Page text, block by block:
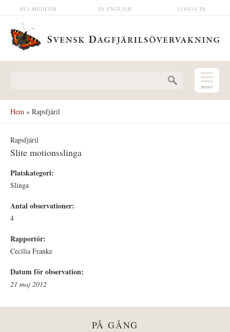
Hoppa till huvudinnehåll LOGGA IN
IN ENGLISH
BLI MEDLEM
Hem » Rapsfjäril
Rapsfjäril
Slite motionsslinga
Platskategori:
Slinga
Antal observationer:
4
Rapportör:
Cecilia Franke
Datum för observation:
21 maj 2012
PÅ GÅNG